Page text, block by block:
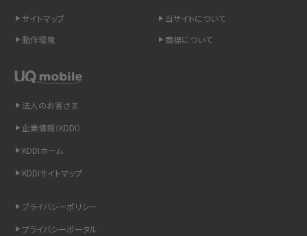
スマホのネット通信速度が遅い原因は？すぐできる対処法や見直すポイントを解
を解説
LINEの引き継ぎ方法は？対象データや事前準備・条件・注意点などを解説
非通知設定とは？184で電話をかける方法やiPhone・Androidの設定を解説
iCloudの使用容量を減らす9つの方法！使用状況の確認手順も紹介
サイトマップ
当サイトについて
動作環境
商標について
法人のお客さま
企業情報（KDDI）
KDDIホーム
KDDIサイトマップ
プライバシーポリシー
プライバシーポータル